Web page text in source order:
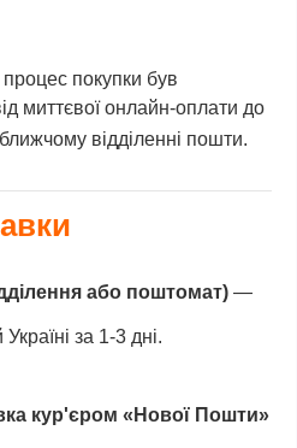
покупки був
миттєвої онлайн-оплати до
відділенні пошти.
або поштомат) —
за 1-3 дні.
кур'єром «Нової Пошти»